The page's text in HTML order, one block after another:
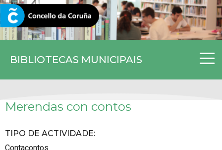
BIBLIOTECAS MUNICIPAIS
CORUNA.GAL
Merendas con contos
TIPO DE ACTIVIDADE: